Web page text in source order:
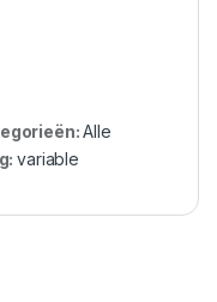
Alle
variable